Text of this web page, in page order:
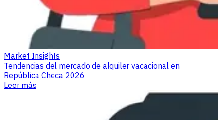
Market Insights
Tendencias del mercado de alquiler vacacional en
República Checa 2026
Leer más